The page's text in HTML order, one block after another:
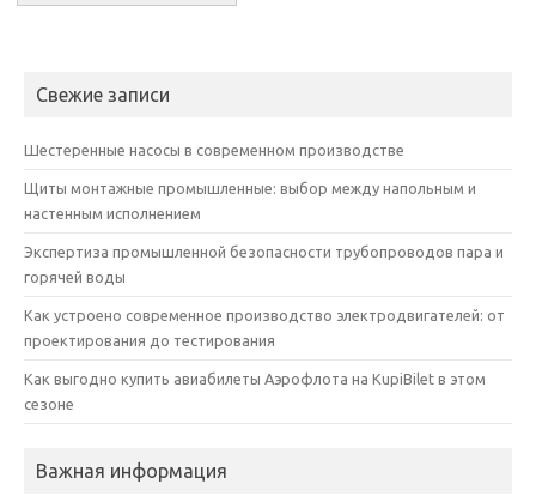
Свежие записи
Шестеренные насосы в современном производстве
Щиты монтажные промышленные: выбор между напольным и
настенным исполнением
Экспертиза промышленной безопасности трубопроводов пара и
горячей воды
Как устроено современное производство электродвигателей: от
проектирования до тестирования
Как выгодно купить авиабилеты Аэрофлота на KupiBilet в этом
сезоне
Важная информация